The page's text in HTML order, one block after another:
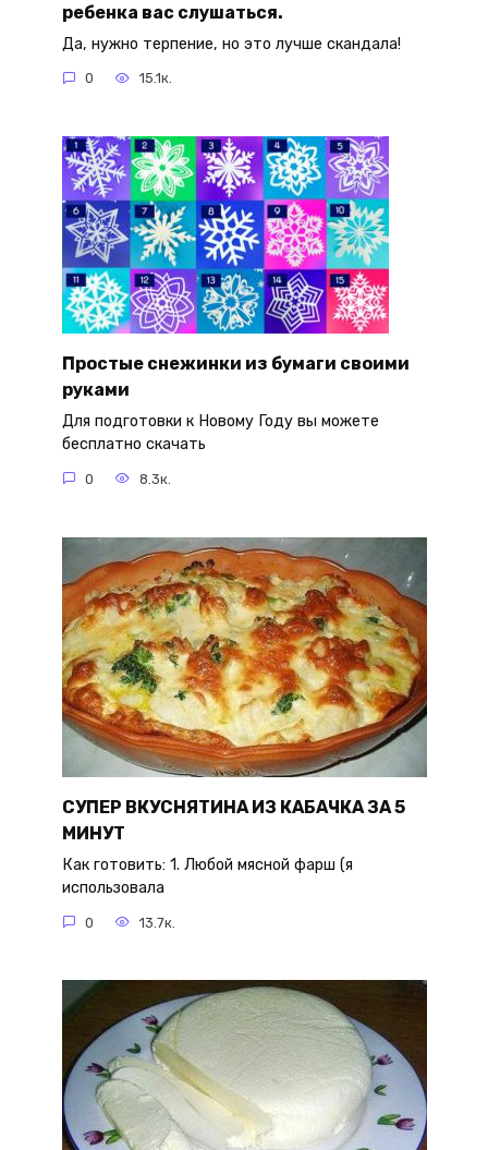
ребенка вас слушаться.
Да, нужно терпение, но это лучше скандала!
0 15.1к.
Простые снежинки из бумаги своими
руками
Для подготовки к Новому Году вы можете
бесплатно скачать
0 8.3к.
СУПЕР ВКУСНЯТИНА ИЗ КАБАЧКА ЗА 5
МИНУТ
Как готовить: 1. Любой мясной фарш (я
использовала
0 13.7к.